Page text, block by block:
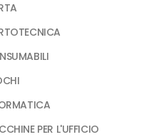
PER L'UFFICIO